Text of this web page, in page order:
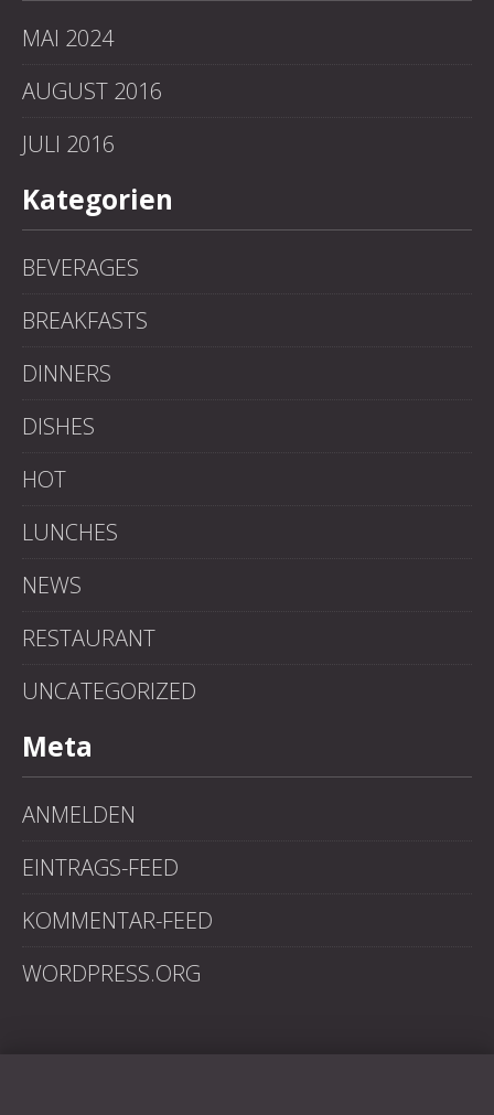
MAI 2024
AUGUST 2016
JULI 2016
Kategorien
BEVERAGES
BREAKFASTS
DINNERS
DISHES
HOT
LUNCHES
NEWS
RESTAURANT
UNCATEGORIZED
Meta
ANMELDEN
EINTRAGS-FEED
KOMMENTAR-FEED
WORDPRESS.ORG
PREVIOUS